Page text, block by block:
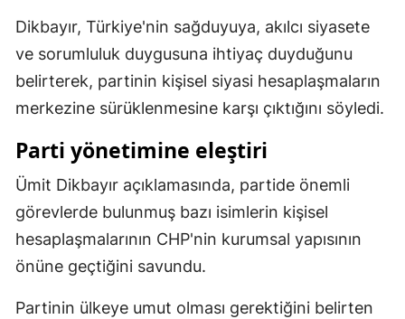
Kayseri
Kırklareli
Kırşehir
Kocaeli
Konya
Kütahya
Malatya
Manisa
Dikbayır, Türkiye'nin sağduyuya, akılcı siyasete
ve sorumluluk duygusuna ihtiyaç duyduğunu
belirterek, partinin kişisel siyasi hesaplaşmaların
merkezine sürüklenmesine karşı çıktığını söyledi.
Parti yönetimine eleştiri
Ümit Dikbayır açıklamasında, partide önemli
görevlerde bulunmuş bazı isimlerin kişisel
hesaplaşmalarının CHP'nin kurumsal yapısının
önüne geçtiğini savundu.
Partinin ülkeye umut olması gerektiğini belirten